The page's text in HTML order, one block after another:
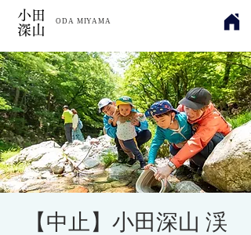
小田
深山
​ODA MIYAMA
【中止】小田深山 渓